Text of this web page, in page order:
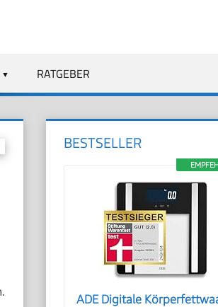
RATGEBER
BESTSELLER
ADE Digitale